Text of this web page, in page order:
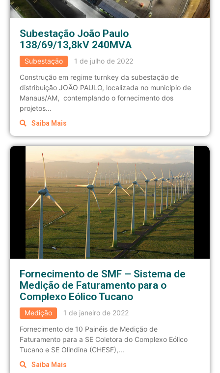
Subestação João Paulo
138/69/13,8kV 240MVA
Subestação
1 de julho de 2022
Construção em regime turnkey da subestação de
distribuição JOÃO PAULO, localizada no município de
Manaus/AM, contemplando o fornecimento dos
projetos...
Saiba Mais
Fornecimento de SMF – Sistema de
Medição de Faturamento para o
Complexo Eólico Tucano
Medição
1 de janeiro de 2022
Fornecimento de 10 Painéis de Medição de
Faturamento para a SE Coletora do Complexo Eólico
Tucano e SE Olindina (CHESF),...
Saiba Mais